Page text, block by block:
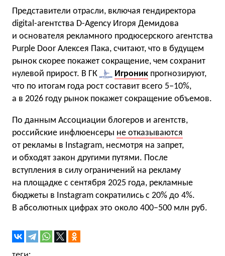
Представители отрасли, включая гендиректора
digital-агентства D-Agency Игоря Демидова
и основателя рекламного продюсерского агентства
Purple Door Алексея Пака, считают, что в будущем
рынок скорее покажет сокращение, чем сохранит
нулевой прирост. В ГК
Игроник прогнозируют,
что по итогам года рост составит всего 5−10%,
а в 2026 году рынок покажет сокращение объемов.
По данным Ассоциации блогеров и агентств,
российские инфлюенсеры не отказываются
от рекламы в Instagram, несмотря на запрет,
и обходят закон другими путями. После
вступления в силу ограничений на рекламу
на площадке с сентября 2025 года, рекламные
бюджеты в Instagram сократились с 20% до 4%.
В абсолютных цифрах это около 400−500 млн руб.